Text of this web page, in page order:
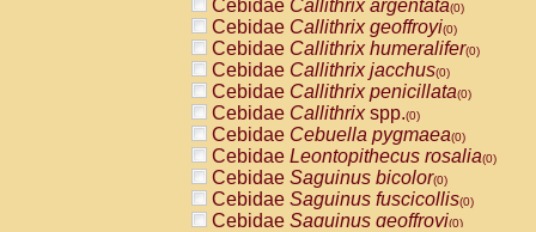
PitheciidaeCallicebusspp.(0)
PitheciidaeChiropotes satanas(0)
PitheciidaePithecia monachus
PitheciidaePithecia pithecia(0)
CercopithecidaeCercocebus agilis
CercopithecidaeCercocebus
CercopithecidaeCercocebus
CercopithecidaeCercocebus
CercopithecidaeCercocebus
CercopithecidaeCercocebushybrid
Cebidae Callithrix argentata(0)
Cebidae Callithrix geoffroyi(0)
Cebidae Callithrix humeralifer(0)
Cebidae Callithrix jacchus(0)
Cebidae Callithrix penicillata(0)
Cebidae Callithrixspp.(0)
Cebidae Cebuella pygmaea(0)
Cebidae Leontopithecus rosalia(0)
Cebidae Saguinus bicolor(0)
Cebidae Saguinus fuscicollis(0)
Cebidae Saguinus geoffroyi(0)